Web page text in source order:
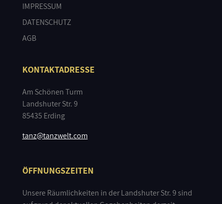
IMPRESSUM
DATENSCHUTZ
AGB
KONTAKTADRESSE
Am Schönen Turm
Landshuter Str. 9
85435 Erding
tanz@tanzwelt.com
ÖFFNUNGSZEITEN
Unsere Räumlichkeiten in der Landshuter Str. 9 sind